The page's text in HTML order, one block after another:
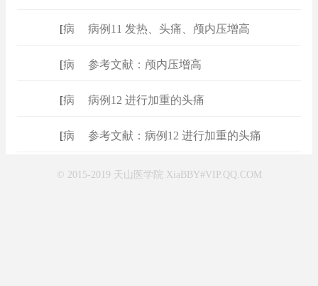
病例 病例11 发热、头痛、颅内压增高
病例 参考文献：颅内压增高
病例 病例12 进行加重的头痛
病例 参考文献：病例12 进行加重的头痛
© 2015-2019 天山医学院 XiaBBY#VIP.QQ.COM